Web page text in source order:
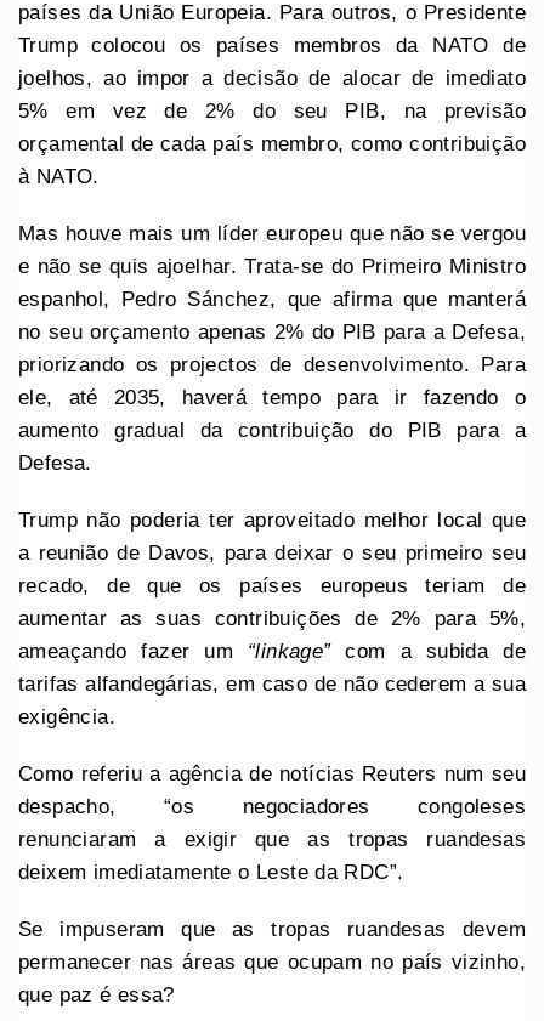
países da União Europeia. Para outros, o Presidente
Trump colocou os países membros da NATO de
joelhos, ao impor a decisão de alocar de imediato
5% em vez de 2% do seu PIB, na previsão
orçamental de cada país membro, como contribuição
à NATO.
Mas houve mais um líder europeu que não se vergou
e não se quis ajoelhar. Trata-se do Primeiro Ministro
espanhol, Pedro Sánchez, que afirma que manterá
no seu orçamento apenas 2% do PIB para a Defesa,
priorizando os projectos de desenvolvimento. Para
ele, até 2035, haverá tempo para ir fazendo o
aumento gradual da contribuição do PIB para a
Defesa.
Trump não poderia ter aproveitado melhor local que
a reunião de Davos, para deixar o seu primeiro seu
recado, de que os países europeus teriam de
aumentar as suas contribuições de 2% para 5%,
ameaçando fazer um “linkage”com a subida de
tarifas alfandegárias, em caso de não cederem a sua
exigência.
Como referiu a agência de notícias Reuters num seu
despacho, “os negociadores congoleses
renunciaram a exigir que as tropas ruandesas
deixem imediatamente o Leste da RDC”.
Se impuseram que as tropas ruandesas devem
permanecer nas áreas que ocupam no país vizinho,
que paz é essa?